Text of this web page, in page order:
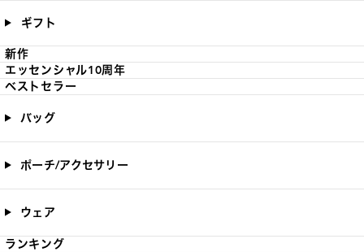
ギフト
新作
エッセンシャル10周年
ベストセラー
バッグ
ポーチ/アクセサリー
ウェア
ランキング